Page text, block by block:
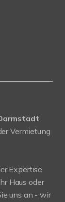
Vermietung
Expertise
Haus oder
uns an - wir